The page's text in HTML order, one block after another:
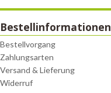
Bestellinformationen
Bestellvorgang
Zahlungsarten
Versand & Lieferung
Widerruf